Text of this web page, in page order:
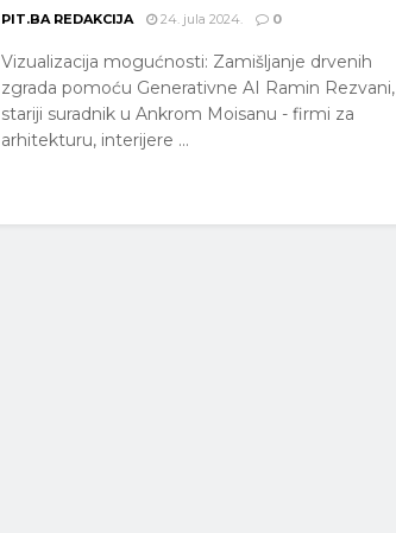
PIT.BA REDAKCIJA 24. jula 2024. 0
Vizualizacija mogućnosti: Zamišljanje drvenih
zgrada pomoću Generativne AI Ramin Rezvani,
stariji suradnik u Ankrom Moisanu - firmi za
arhitekturu, interijere ...